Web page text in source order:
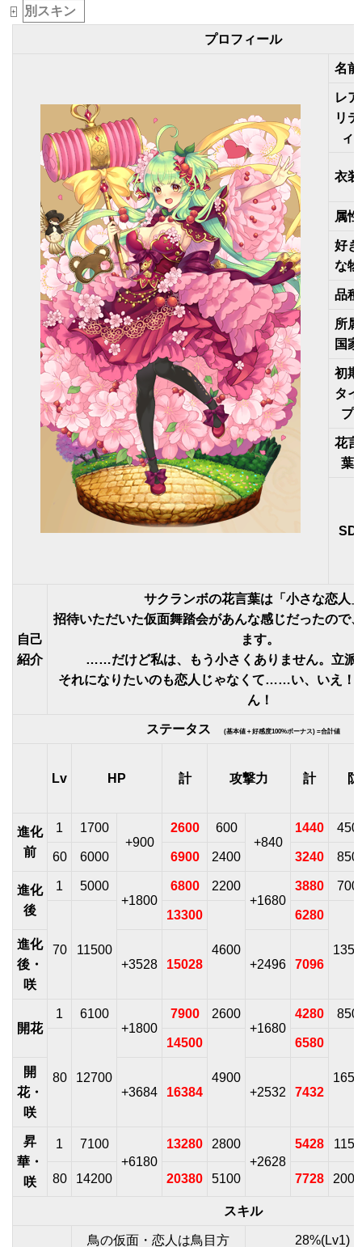
+ 別スキン
プロフィール
名前
レア
リテ
ィ
衣装
属性
好き
な物
品種
所属
国家
初期
タイ
プ
花言
葉
SD
自己
紹介
サクランボの花言葉は「小さな恋人
招待いただいた仮面舞踏会があんな感じだったので
ます。
……だけど私は、もう小さくありません。立派
それになりたいのも恋人じゃなくて……い、いえ！
ん！
ステータス (基本値＋好感度100%ボーナス) =合計値
Lv HP 計 攻撃力 計
進化
前
1
1700
+900
2600
600
+840
1440 450
60 6000 6900 2400 3240 850
進化
後
1
5000
+1800
6800
2200
+1680
3880 700
70 11500
13300
4600
6280
1350
進化
後・
咲
+3528 15028 +2496 7096
開花
1
6100
+1800
7900
2600
+1680
4280 850
80 12700
14500
4900
6580
1650
開
花・
咲
+3684 16384 +2532 7432
昇
華・
咲
1
7100
+6180
13280
2800
+2628
5428 1150
80 14200 20380 5100 7728 2000
スキル
鳥の仮面・恋人は鳥目方 28%(Lv1)